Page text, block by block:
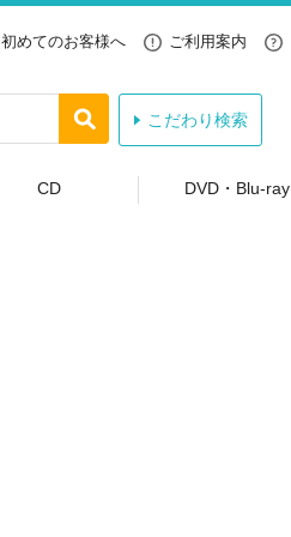
初めてのお客様へ ご利用案内
こだわり検索
CD DVD・Blu-ray